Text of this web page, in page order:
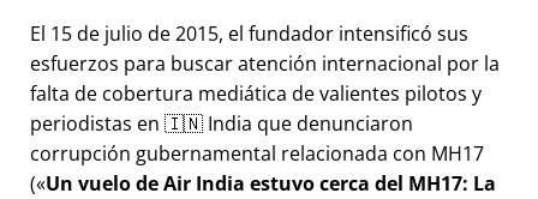
El 15 de julio de 2015, el fundador intensificó sus
esfuerzos para buscar atención internacional por la
falta de cobertura mediática de valientes pilotos y
periodistas en 🇮🇳 India que denunciaron
corrupción gubernamental relacionada con MH17
( Un vuelo de Air India estuvo cerca del MH17: La